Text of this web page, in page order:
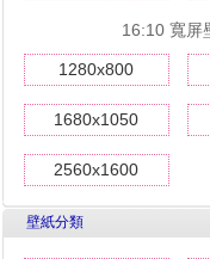
16:10 寬屏
1280x800
1680x1050
2560x1600
壁紙分類